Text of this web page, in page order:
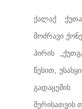
ქალაქ
მოძრავი
პირის „
წესით,
გადაცემის
მერისათვის